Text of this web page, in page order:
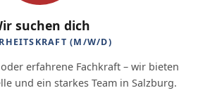
suchen dich
(M/W/D)
erfahrene Fachkraft – wir bieten
und ein starkes Team in Salzburg.